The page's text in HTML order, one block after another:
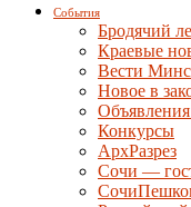
События
Бродячий
Краевые
Вести
Новое в
Конкурсы
АрхРазрез
Сочи —